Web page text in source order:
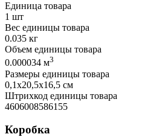
Единица товара
1 шт
Вес единицы товара
0.035 кг
Объем единицы товара
0.000034 м3
Размеры единицы товара
0,1х20,5х16,5 см
Штрихкод единицы товара
4606008586155
Коробка